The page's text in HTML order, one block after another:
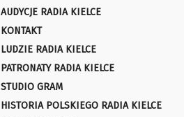
AUDYCJE RADIA KIELCE
KONTAKT
LUDZIE RADIA KIELCE
PATRONATY RADIA KIELCE
STUDIO GRAM
HISTORIA POLSKIEGO RADIA KIELCE